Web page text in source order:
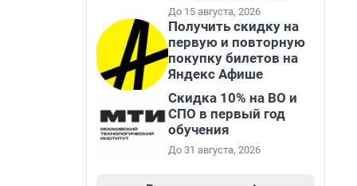
До 15 августа, 2026
Получить скидку на
первую и повторную
покупку билетов на
Яндекс Афише
Скидка 10% на ВО и
СПО в первый год
обучения
До 31 августа, 2026